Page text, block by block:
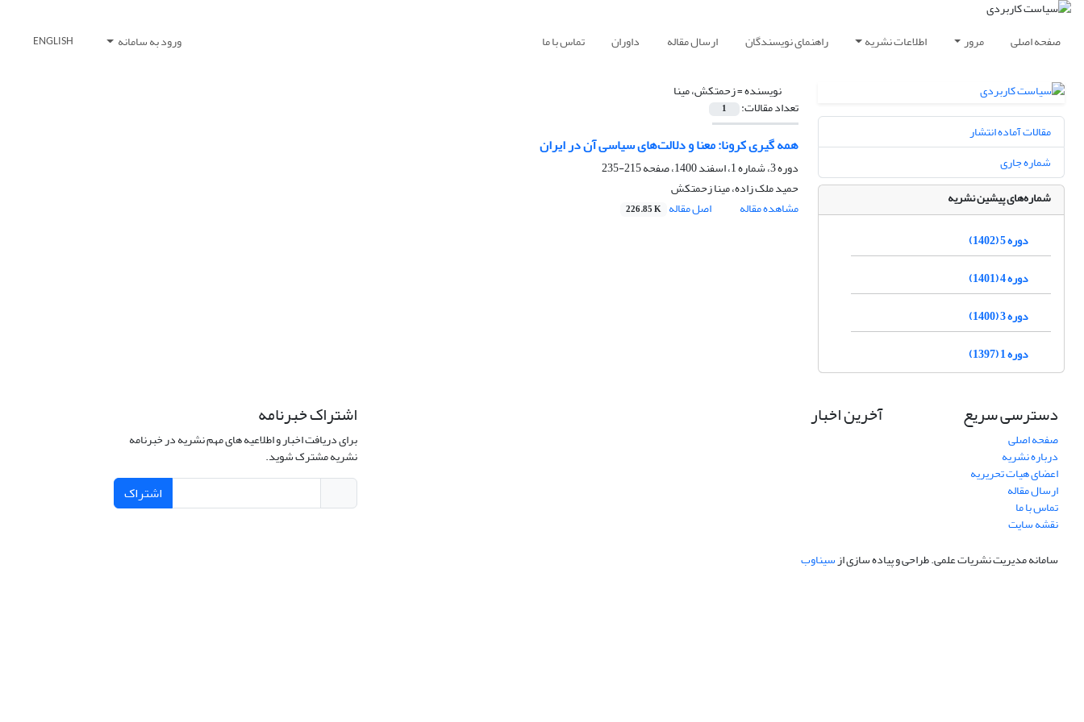
صفحه اصلی مرور اطلاعات نشریه راهنمای نویسندگان ارسال مقاله داوران تماس با ما ورود به سامانه ENGLISH
نویسنده =زحمتکش، مینا
تعداد مقالات: 1
همه گیری کرونا: معنا و دلالت‌های سیاسی آن در ایران
دوره 3، شماره 1، اسفند 1400، صفحه
215-235
حمید ملک زاده، مینا زحمتکش
مشاهده مقاله
اصل مقاله 226.85 K
مقالات آماده انتشار
شماره جاری
شماره‌های پیشین نشریه
دوره 5 (1402)
دوره 4 (1401)
دوره 3 (1400)
دوره 1 (1397)
دسترسی سریع
صفحه اصلی
درباره نشریه
اعضای هیات تحریریه
ارسال مقاله
تماس با ما
نقشه سایت
آخرین اخبار اشتراک خبرنامه
برای دریافت اخبار و اطلاعیه های مهم نشریه در خبرنامه
نشریه مشترک شوید.
اشتراک
سامانه مدیریت نشریات علمی.طراحی و پیاده سازی ازسیناوب